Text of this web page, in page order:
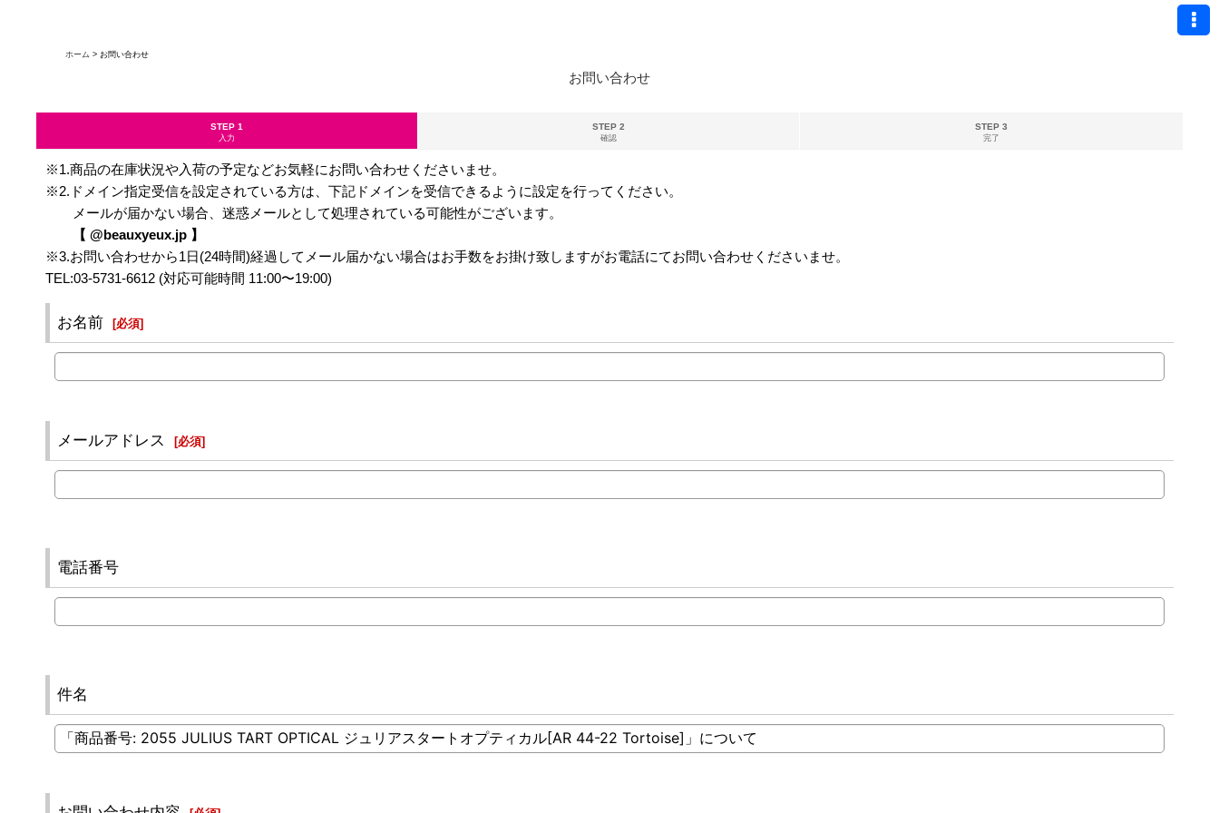
ホーム > お問い合わせ
お問い合わせ
STEP 1
入力
STEP 2
確認
STEP 3
完了
※1.商品の在庫状況や入荷の予定などお気軽にお問い合わせくださいませ。
※2.ドメイン指定受信を設定されている方は、下記ドメインを受信できるように設定を行ってください。
メールが届かない場合、迷惑メールとして処理されている可能性がございます。
【 @beauxyeux.jp 】
※3.お問い合わせから1日(24時間)経過してメール届かない場合はお手数をお掛け致しますがお電話にてお問い合わせくださいませ。
TEL:03-5731-6612 (対応可能時間 11:00〜19:00)
お名前 [必須]
メールアドレス [必須]
電話番号
件名